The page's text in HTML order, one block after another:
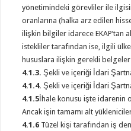
yönetimindeki görevliler ile
oranlarına (halka arz edilen
ilişkin bilgiler idarece EKAP’tan
istekliler tarafından ise, ilgili
hususlara ilişkin gerekli
4.1.3. Şekli ve içeriği İdari
4.1.4. Şekli ve içeriği İdari
4.1.5 İhale konusu işte idarenin
Ancak işin tamamı alt
4.1.6 Tüzel kişi tarafından iş